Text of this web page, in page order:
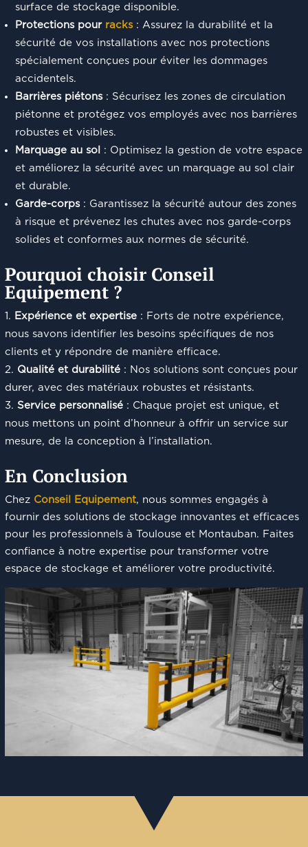
surface de stockage disponible.
Protections pour racks: Assurez la durabilité et la
sécurité de vos installations avec nos protections
spécialement conçues pour éviter les dommages
accidentels.
Barrières piétons: Sécurisez les zones de circulation
piétonne et protégez vos employés avec nos barrières
robustes et visibles.
Marquage au sol
: Optimisez la gestion de votre espace
et améliorez la sécurité avec un marquage au sol clair
et durable.
Garde-corps: Garantissez la sécurité autour des zones
à risque et prévenez les chutes avec nos garde-corps
solides et conformes aux normes de sécurité.
Pourquoi choisir Conseil
Equipement ?
Expérience et expertise: Forts de notre expérience,
nous savons identifier les besoins spécifiques de nos
clients et y répondre de manière efficace.
Qualité et durabilité: Nos solutions sont conçues pour
durer, avec des matériaux robustes et résistants.
Service personnalisé: Chaque projet est unique, et
nous mettons un point d’honneur à offrir un service sur
mesure, de la conception à l’installation.
En Conclusion
Chez Conseil Equipement, nous sommes engagés à
fournir des solutions de stockage innovantes et efficaces
pour les professionnels à Toulouse et Montauban. Faites
confiance à notre expertise pour transformer votre
espace de stockage et améliorer votre productivité.